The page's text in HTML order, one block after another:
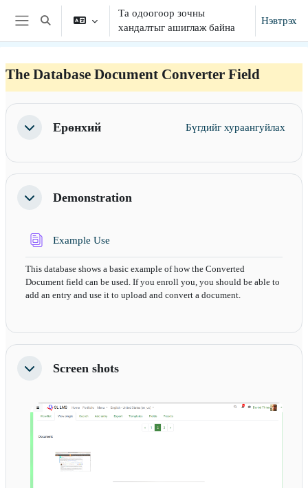
Үндсэн агуулга руу шилжих
Хажуугийн самбар
Хайлтын оролтыг сонгох
Та одоогоор зочны
хандалтыг ашиглаж байна
Нэвтрэх
The Database Document Converter Field
Section outline
Хураангуйлах
Ерөнхий Бүгдийг хураангуйлах
Хураангуйлах
Demonstration
Example Use
This database shows a basic example of how the Converted
Document field can be used. If you enroll you, you should be able to
add an entry and use it to upload and convert a document.
Хураангуйлах
Screen shots